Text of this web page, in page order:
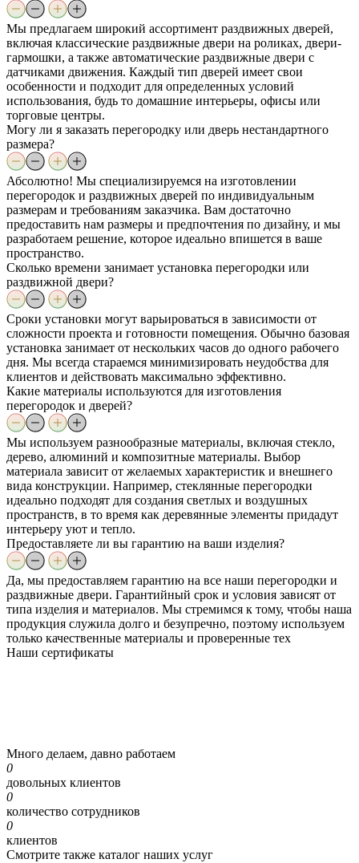
Мы предлагаем широкий ассортимент раздвижных дверей,
включая классические раздвижные двери на роликах, двери-
гармошки, а также автоматические раздвижные двери с
датчиками движения. Каждый тип дверей имеет свои
особенности и подходит для определенных условий
использования, будь то домашние интерьеры, офисы или
торговые центры.
Могу ли я заказать перегородку или дверь нестандартного
размера?
Абсолютно! Мы специализируемся на изготовлении
перегородок и раздвижных дверей по индивидуальным
размерам и требованиям заказчика. Вам достаточно
предоставить нам размеры и предпочтения по дизайну, и мы
разработаем решение, которое идеально впишется в ваше
пространство.
Сколько времени занимает установка перегородки или
раздвижной двери?
Сроки установки могут варьироваться в зависимости от
сложности проекта и готовности помещения. Обычно базовая
установка занимает от нескольких часов до одного рабочего
дня. Мы всегда стараемся минимизировать неудобства для
клиентов и действовать максимально эффективно.
Какие материалы используются для изготовления
перегородок и дверей?
Мы используем разнообразные материалы, включая стекло,
дерево, алюминий и композитные материалы. Выбор
материала зависит от желаемых характеристик и внешнего
вида конструкции. Например, стеклянные перегородки
идеально подходят для создания светлых и воздушных
пространств, в то время как деревянные элементы придадут
интерьеру уют и тепло.
Предоставляете ли вы гарантию на ваши изделия?
Да, мы предоставляем гарантию на все наши перегородки и
раздвижные двери. Гарантийный срок и условия зависят от
типа изделия и материалов. Мы стремимся к тому, чтобы наша
продукция служила долго и безупречно, поэтому используем
только качественные материалы и проверенные тех
Наши сертификаты
Много делаем, давно работаем
0
довольных клиентов
0
количество сотрудников
0
клиентов
Смотрите также каталог наших услуг